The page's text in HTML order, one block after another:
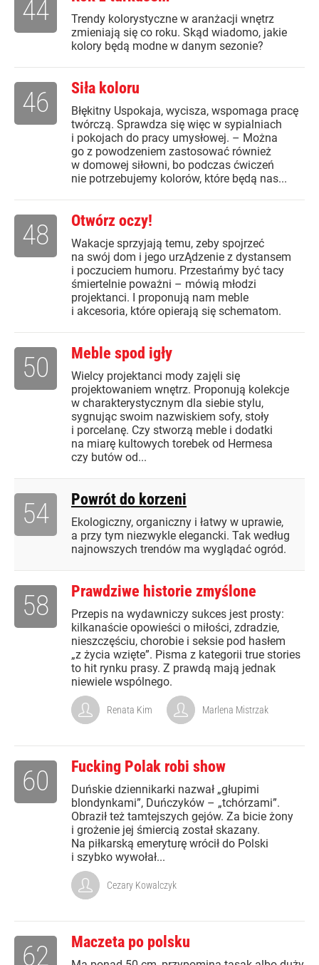
Trendy kolorystyczne w aranżacji wnętrz
zmieniają się co roku. Skąd wiadomo, jakie
kolory będą modne w danym sezonie?
44
Siła koloru
Błękitny Uspokaja, wycisza, wspomaga pracę
twórczą. Sprawdza się więc w sypialniach
i pokojach do pracy umysłowej. – Można
go z powodzeniem zastosować również
w domowej siłowni, bo podczas ćwiczeń
nie potrzebujemy kolorów, które będą nas...
46
Otwórz oczy!
Wakacje sprzyjają temu, zeby spojrzeć
na swój dom i jego urzĄdzenie z dystansem
i poczuciem humoru. Przestańmy być tacy
śmiertelnie poważni – mówią młodzi
projektanci. I proponują nam meble
i akcesoria, które opierają się schematom.
48
Meble spod igły
Wielcy projektanci mody zajęli się
projektowaniem wnętrz. Proponują kolekcje
w charakterystycznym dla siebie stylu,
sygnując swoim nazwiskiem sofy, stoły
i porcelanę. Czy stworzą meble i dodatki
na miarę kultowych torebek od Hermesa
czy butów od...
50
Powrót do korzeni
Ekologiczny, organiczny i łatwy w uprawie,
a przy tym niezwykle elegancki. Tak według
najnowszych trendów ma wyglądać ogród.
54
Prawdziwe historie zmyślone
Przepis na wydawniczy sukces jest prosty:
kilkanaście opowieści o miłości, zdradzie,
nieszczęściu, chorobie i seksie pod hasłem
„z życia wzięte”. Pisma z kategorii true stories
to hit rynku prasy. Z prawdą mają jednak
niewiele wspólnego.
58
Renata Kim Marlena Mistrzak
Fucking Polak robi show
Duńskie dziennikarki nazwał „głupimi
blondynkami”, Duńczyków – „tchórzami”.
Obraził też tamtejszych gejów. Za bicie żony
i grożenie jej śmiercią został skazany.
Na piłkarską emeryturę wrócił do Polski
i szybko wywołał...
60
Cezary Kowalczyk
Maczeta po polsku
62